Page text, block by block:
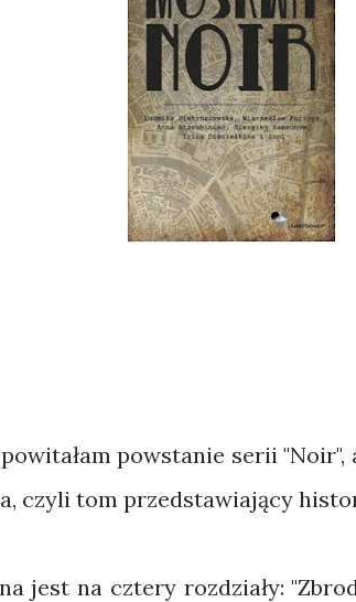
powstanie serii
czyli tom przedstawiający
jest na cztery rozdziały: